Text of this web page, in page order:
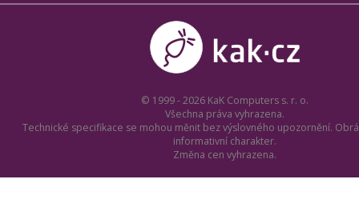
© 1999 - 2026 KaK Computers s. r. o.
Všechna práva vyhrazena.
Technické specifikace se mohou měnit bez výslovného upozornění.
informativní charakter.
Změna cen vyhrazena.